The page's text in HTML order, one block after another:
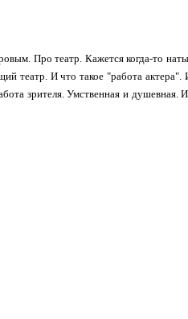
Про театр. Кажется когда-то
театр. И что такое "работа актера".
зрителя. Умственная и душевная.